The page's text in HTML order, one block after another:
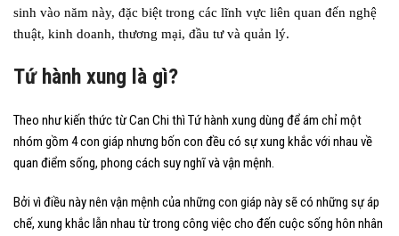
sinh vào năm này, đặc biệt trong các lĩnh vực liên quan đến nghệ
thuật, kinh doanh, thương mại, đầu tư và quản lý.
Tứ hành xung là gì?
Theo như kiến thức từ Can Chi thì Tứ hành xung dùng để ám chỉ một
nhóm gồm 4 con giáp nhưng bốn con đều có sự xung khắc với nhau về
quan điểm sống, phong cách suy nghĩ và vận mệnh.
Bởi vì điều này nên vận mệnh của những con giáp này sẽ có những sự áp
chế, xung khắc lẫn nhau từ trong công việc cho đến cuộc sống hôn nhân